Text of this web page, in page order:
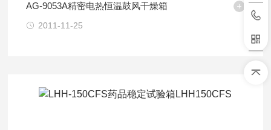
AG-9053A精密电热恒温鼓风干燥箱
2011-11-25